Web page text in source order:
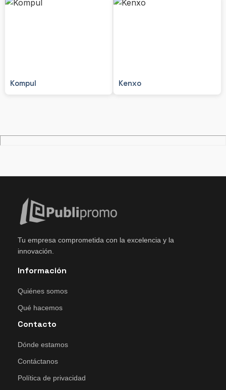
Kompul Kenxo
Tu empresa comprometida con la excelencia y la
innovación.
Información
Quiénes somos
Qué hacemos
Contacto
Dónde estamos
Contáctanos
Política de privacidad